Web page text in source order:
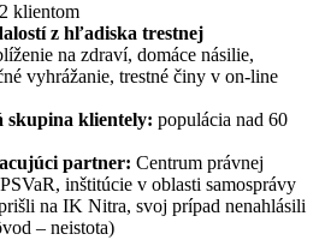
klientom
z hľadiska trestnej
na zdraví, domáce násilie,
vyhrážanie, trestné činy v on-line
skupina klientely: populácia nad 60
partner: Centrum právnej
inštitúcie v oblasti samosprávy
na IK Nitra, svoj prípad nenahlásili
– neistota)